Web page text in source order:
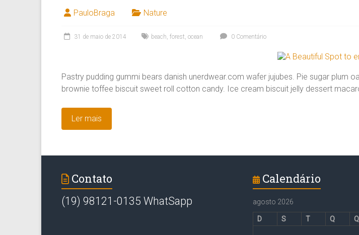
PauloBraga Nature
31 de maio de 2014 beach, forest, ocean 0 Comentário
Pastry pudding gummi bears danish unerdwear.com wafer jujubes. Pie sugar plum
brownie toffee biscuit sweet roll cotton candy. Ice cream biscuit jelly dessert
Ler mais
Contato
(19) 98121-0135 WhatSapp
Calendário
agosto 2026
D S T Q Q